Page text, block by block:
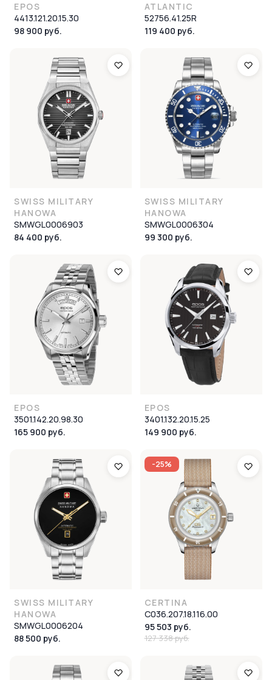
EPOS
4413.121.20.15.30
98 900 руб.
ATLANTIC
52756.41.25R
119 400 руб.
SWISS MILITARY
HANOWA
SMWGL0006903
84 400 руб.
SWISS MILITARY
HANOWA
SMWGL0006304
99 300 руб.
EPOS
3501.142.20.98.30
165 900 руб.
EPOS
3401.132.20.15.25
149 900 руб.
SWISS MILITARY
HANOWA
SMWGL0006204
88 500 руб.
-25%
CERTINA
C036.207.18.116.00
95 503 руб.
127 338 руб.